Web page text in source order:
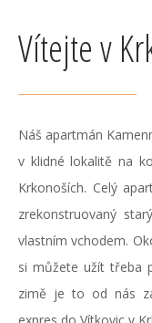
Vítejte v
Náš apartmán
v klidné lokalitě na
Krkonoších. Celý
zrekonstruovaný
vlastním vchodem.
si můžete užít třeba
zimě je to od nás